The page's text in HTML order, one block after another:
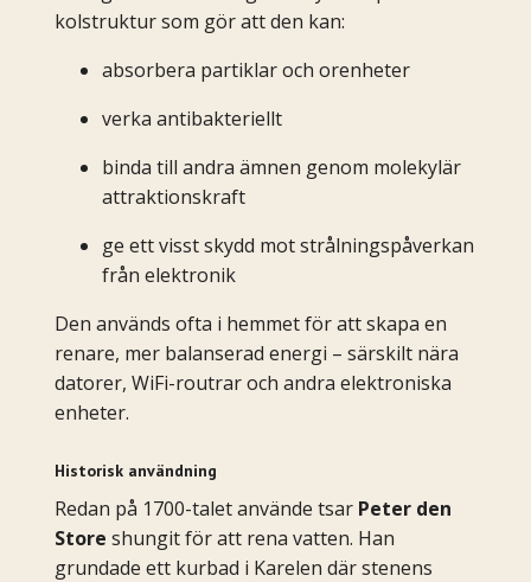
kolstruktur som gör att den kan:
absorbera partiklar och orenheter
verka antibakteriellt
binda till andra ämnen genom molekylär
attraktionskraft
ge ett visst skydd mot strålningspåverkan
från elektronik
Den används ofta i hemmet för att skapa en
renare, mer balanserad energi – särskilt nära
datorer, WiFi-routrar och andra elektroniska
enheter.
Historisk användning
Redan på 1700-talet använde tsar Peter den
Store shungit för att rena vatten. Han
grundade ett kurbad i Karelen där stenens